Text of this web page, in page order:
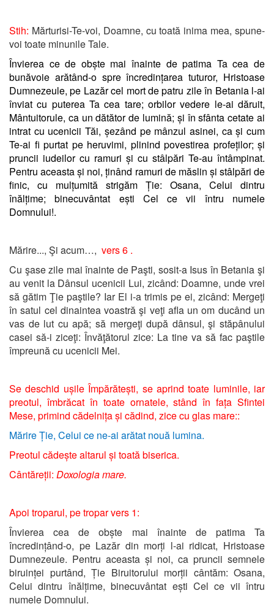
Stih: Mărturisi-Te-voi, Doamne, cu toată inima mea, spune-
voi toate minunile Tale.
Învierea ce de obște mai înainte de patima Ta cea de
bunăvoie arătând-o spre încredințarea tuturor, Hristoase
Dumnezeule, pe Lazăr cel mort de patru zile în Betania l-ai
înviat cu puterea Ta cea tare; orbilor vedere le-ai dăruit,
Mântuitorule, ca un dătător de lumină; și în sfânta cetate ai
intrat cu ucenicii Tăi, șezând pe mânzul asinei, ca și cum
Te-ai fi purtat pe heruvimi, plinind povestirea profeților; și
pruncii iudeilor cu ramuri și cu stâlpări Te-au întâmpinat.
Pentru aceasta și noi, ținând ramuri de măslin și stâlpări de
finic, cu mulțumită strigăm Ție: Osana, Celui dintru
înălțime; binecuvântat ești Cel ce vii întru numele
Domnului!.
Mărire..., Şi acum…, vers 6 .
Cu şase zile mai înainte de Paşti, sosit-a Isus în Betania şi
au venit la Dânsul ucenicii Lui, zicând: Doamne, unde vrei
să gătim Ţie paştile? Iar El i-a trimis pe ei, zicând: Mergeţi
în satul cel dinaintea voastră şi veţi afla un om ducând un
vas de lut cu apă; să mergeţi după dânsul, şi stăpânului
casei să-i ziceţi: Învăţătorul zice: La tine va să fac paştile
împreună cu ucenicii Mei.
Se deschid ușile Împărătești, se aprind toate luminile, iar
preotul, îmbrăcat în toate ornatele, stând în fața Sfintei
Mese, primind cădelnița și cădind, zice cu glas mare::
Mărire Ție, Celui ce ne-ai arătat nouă lumina.
Preotul cădește altarul și toată biserica.
Cântăreții: Doxologia mare.
Apoi troparul, pe tropar vers 1:
Învierea cea de obște mai înainte de patima Ta
încredințând-o, pe Lazăr din morți l-ai ridicat, Hristoase
Dumnezeule. Pentru aceasta și noi, ca pruncii semnele
biruinței purtând, Ție Biruitorului morții cântăm: Osana,
Celui dintru înălțime, binecuvântat ești Cel ce vii întru
numele Domnului.